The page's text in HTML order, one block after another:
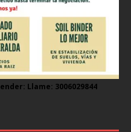
Llame: 3006029844